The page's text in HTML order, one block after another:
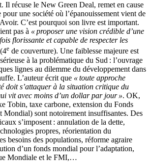
Il récuse le New Green Deal, remet en cause
une société où l’épanouissement vient de
C’est pourquoi son livre est important.
pas à « proposer une vision crédible d’une
florissante et capable de respecter les
(4e de couverture). Une faiblesse majeure est
à la problématique du Sud : l’ouvrage
lignes au dilemme du développement dans
L’auteur écrit que « toute approche
doit s’attaquer à la situation critique du
vit avec moins d’un dollar par jour ». OK,
Tobin, taxe carbone, extension du Fonds
Mondial) sont notoirement insuffisantes. Des
s’imposent : annulation de la dette,
propres, réorientation du
besoins des populations, réforme agraire
d’un fonds mondial pour l’adaptation,
Mondiale et le FMI,…